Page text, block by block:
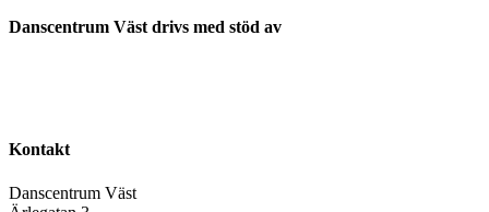
Danscentrum Väst drivs med stöd av
Kontakt
Danscentrum Väst